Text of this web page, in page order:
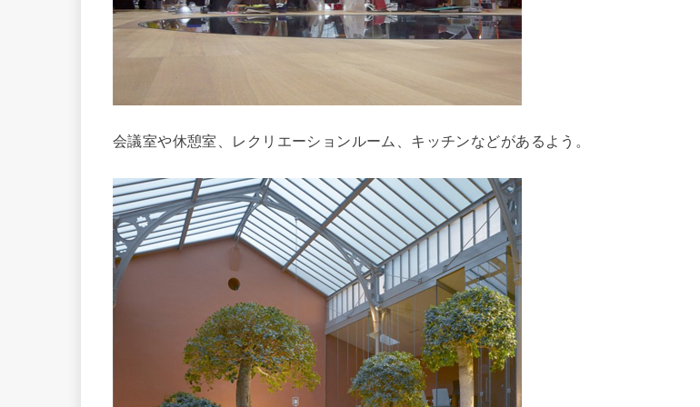
会議室や休憩室、レクリエーションルーム、キッチンなどがあるよう。